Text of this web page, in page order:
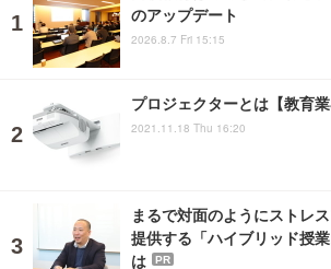
のアップデート
2026.8.7 Fri 15:15
プロジェクターとは【教育
2021.11.18 Thu 16:20
まるで対面のようにストレ
提供する「ハイブリッド授
は
PR